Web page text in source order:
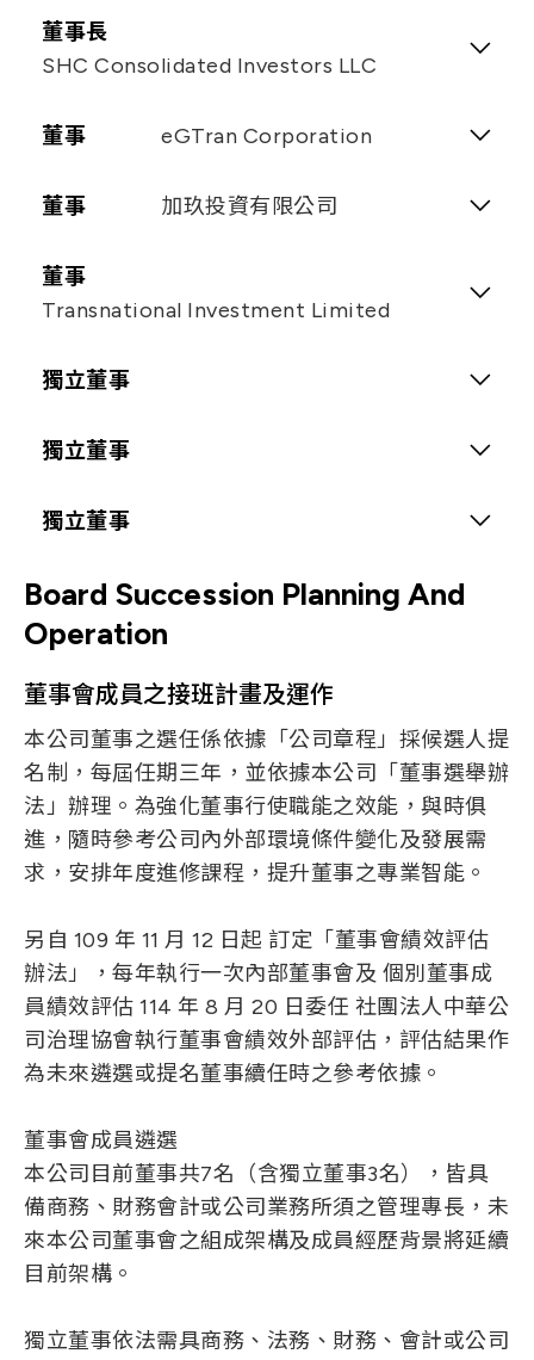
Leadership
Making Ability
Global Market Perspective
Leadership
Making Ability
-Accounting and Financial Expertise
Management Capability
Industry Knowledge
Leadership
Professional Background
Operational Judgment
Management Capability
-Industry Knowledge
Global Market Perspective
Making Ability
董事長
SHC Consolidated Investors LLC
Term of Office 3年
Name
Gender
Education and Experience
光紅建聖(股)公司董事長
Spatial Digital Systems Inc.董事
SHC Consolidated Investors LLC經營合夥
人
TriMax & Companies, LLC經營合夥人
Oak Analytics Inc董事長
StemBios Tech董事
中磊電子(股)公司獨立董事
董事 eGTran Corporation
Term of Office 3年
Name
代表人：張英華
Gender 女
Education and Experience
光聖科技(寧波)有限公司董事兼執行副總
Current Position
光紅建聖(股)公司總經理
董事 加玖投資有限公司
Term of Office
代表法人：潘伯滄
Gender 男
Education and Experience
維京群島商唯勝科技有限公司協理
浩裕國際有限公司董事長
康健投資(股)公司董事
欣群投資(股)公司董事
鋐耀精工(股)公司董事
台耀科技股份有限公司董事
董事
Transnational Investment Limited
Term of Office 3年
Name
Education and Experience
澳洲雪梨大學電機系
Current Position
光紅建聖(股)公司OP技術行銷長
肇亨投資(股)公司董事
聯冠建設(股)公司董事
合聖科技(股)公司法人董事代表
獨立董事
Term of Office
Name
Gender
Education and Experience
交通大學 EMBA 碩士
Current Position
光紅建聖(股)公司薪酬委員
成真(股)公司董事
獨立董事
Term of Office
Name
邱爾德
Gender
Education and Experience
美國加州理工學院物理博士
國立陽明大學生醫光電研究所教授兼光電中
心主任
Current Position
光紅建聖(股)公司薪酬委員
國立陽明交通大學榮譽教授暨兼任教授
國立成功大學兼任教授
獨立董事
Term of Office
黃惠雯
Gender 女
Education and Experience
台灣大學EMBA碩士
北醫國際生技(股)公司總經理
集智醫院管理顧問(股)公司董事長
綠杏事業(股)公司總經理
光紅建聖(股)公司薪酬委員
博蔚醫藥生技(股)公司總經理
先致醫藥生技(股)公司董事長兼總經理
Board Succession Planning And
Operation
董事會成員之接班計畫及運作
本公司董事之選任係依據「公司章程」採候選人提
名制，每屆任期三年，並依據本公司「董事選舉辦
法」辦理。為強化董事行使職能之效能，與時俱
進，隨時參考公司內外部環境條件變化及發展需
求，安排年度進修課程，提升董事之專業智能。
另自 109 年 11 月 12 日起 訂定「董事會績效評估
辦法」，每年執行一次內部董事會及 個別董事成
員績效評估 114 年 8 月 20 日委任 社團法人中華公
司治理協會執行董事會績效外部評估，評估結果作
為未來遴選或提名董事續任時之參考依據。
董事會成員遴選
本公司目前董事共7名（含獨立董事3名），皆具
備商務、財務會計或公司業務所須之管理專長，未
來本公司董事會之組成架構及成員經歷背景將延續
目前架構。
獨立董事依法需具商務、法務、財務、會計或公司